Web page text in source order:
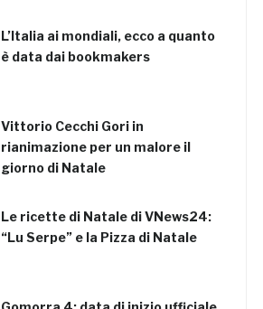
L’Italia ai mondiali, ecco a quanto
è data dai bookmakers
Vittorio Cecchi Gori in
rianimazione per un malore il
giorno di Natale
Le ricette di Natale di VNews24:
“Lu Serpe” e la Pizza di Natale